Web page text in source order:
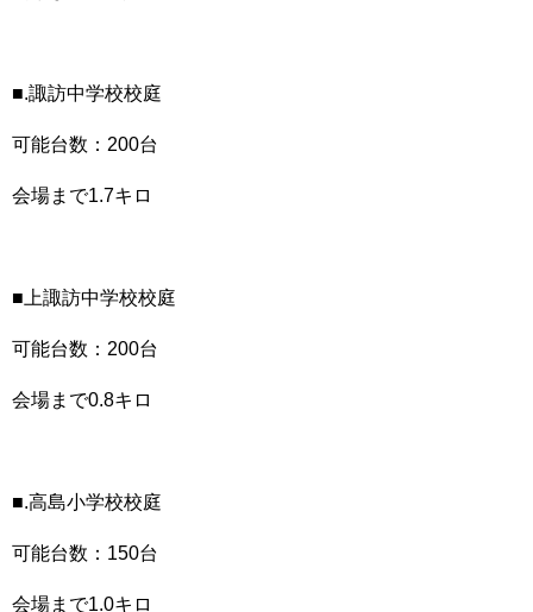
■.諏訪中学校校庭
可能台数：200台
会場まで1.7キロ
■上諏訪中学校校庭
可能台数：200台
会場まで0.8キロ
■.高島小学校校庭
可能台数：150台
会場まで1.0キロ